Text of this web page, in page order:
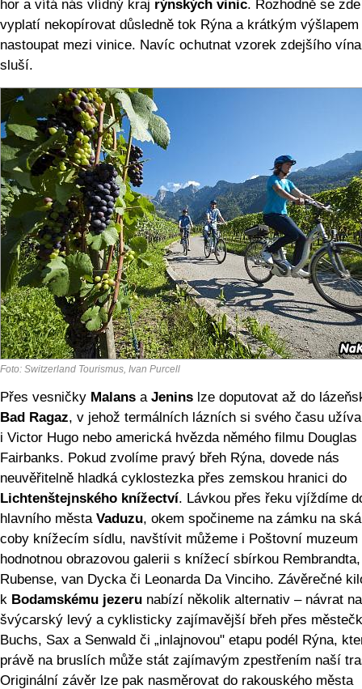
hor a vítá nás vlídný kraj rýnských vinic. Rozhodně se zde
vyplatí nekopírovat důsledně tok Rýna a krátkým výšlapem
nastoupat mezi vinice. Navíc ochutnat vzorek zdejšího
sluší.
Foto: Switzerland Tourismus, Ivan Purcell
Přes vesničky Malans a Jenins lze doputovat až do
Bad Ragaz, v jehož termálních lázních si svého času
i Victor Hugo nebo americká hvězda němého filmu Douglas
Fairbanks. Pokud zvolíme pravý břeh Rýna, dovede nás
neuvěřitelně hladká cyklostezka přes zemskou hranici do
Lichtenštejnského knížectví. Lávkou přes řeku vjíždíme
hlavního města Vaduzu, okem spočineme na zámku na
coby knížecím sídlu, navštívit můžeme i Poštovní muzeum
hodnotnou obrazovou galerii s knížecí sbírkou Rembrandta,
Rubense, van Dycka či Leonarda Da Vinciho. Závěrečné
k Bodamskému jezeru nabízí několik alternativ – návrat na
švýcarský levý a cyklisticky zajímavější břeh přes
Buchs, Sax a Senwald či „inlajnovou" etapu podél Rýna,
právě na bruslích může stát zajímavým zpestřením naší
Originální závěr lze pak nasměrovat do rakouského města